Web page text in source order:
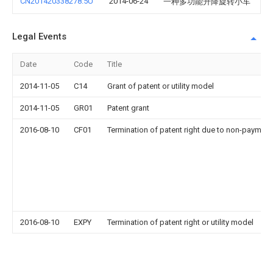
Legal Events
Date Code Title
2014-11-05 C14 Grant of patent or utility model
2014-11-05 GR01 Patent grant
2016-08-10 CF01 Termination of patent right due to non-
2016-08-10 EXPY Termination of patent right or utility model